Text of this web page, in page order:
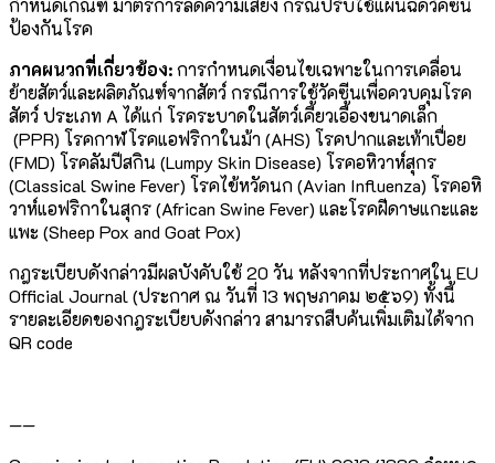
ป้องกันโรค
ภาคผนวกที่เกี่ยวข้อง:การกำหนดเงื่อนไขเฉพาะในการเคลื่อน
ย้ายสัตว์และผลิตภัณฑ์จากสัตว์ กรณีการใช้วัคซีนเพื่อควบคุมโรค
สัตว์ ประเภท A ได้แก่ โรคระบาดในสัตว์เคี้ยวเอื้องขนาดเล็ก
(PPR) โรคกาฬโรคแอฟริกาในม้า (AHS) โรคปากและเท้าเปื่อย
(FMD) โรคลัมปีสกิน (Lumpy Skin Disease) โรคอหิวาห์สุกร
(Classical Swine Fever) โรคไข้หวัดนก (Avian Influenza) โรคอหิ
วาห์แอฟริกาในสุกร (African Swine Fever) และโรคฝีดาษแกะและ
แพะ (Sheep Pox and Goat Pox)
กฎระเบียบดังกล่าวมีผลบังคับใช้ 20 วัน หลังจากที่ประกาศใน EU
Official Journal (ประกาศ ณ วันที่ 13 พฤษภาคม ๒๕๖9) ทั้งนี้
รายละเอียดของกฎระเบียบดังกล่าว สามารถสืบค้นเพิ่มเติมได้จาก
QR code
——